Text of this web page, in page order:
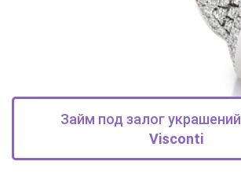
Займ под залог украшений
Visconti